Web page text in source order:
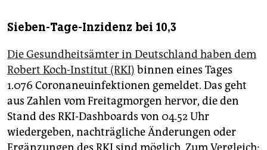
Sieben-Tage-Inzidenz bei 10,3
Die Gesundheitsämter in Deutschland haben dem
Robert Koch-Institut (RKI) binnen eines Tages
1.076 Coronaneuinfektionen gemeldet. Das geht
aus Zahlen vom Freitagmorgen hervor, die den
Stand des RKI-Dashboards von 04.52 Uhr
wiedergeben, nachträgliche Änderungen oder